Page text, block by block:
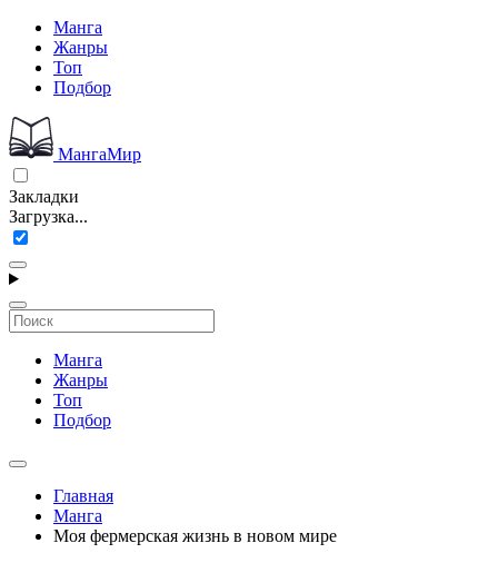
Манга
Жанры
Топ
Подбор
МангаМир
Закладки
Загрузка...
Манга
Жанры
Топ
Подбор
Главная
Манга
Моя фермерская жизнь в новом мире